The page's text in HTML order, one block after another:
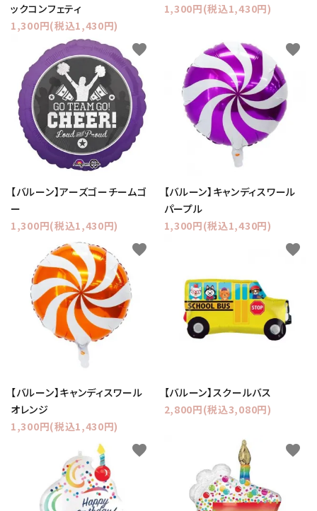
ックコンフェティ
1,300円(税込1,430円)
1,300円(税込1,430円)
【バルーン】アーズゴーチームゴ
ー
1,300円(税込1,430円)
favorite
【バルーン】キャンディスワール
パープル
1,300円(税込1,430円)
favorite
【バルーン】キャンディスワール
オレンジ
1,300円(税込1,430円)
favorite
【バルーン】スクールバス
2,800円(税込3,080円)
favorite
favorite favorite